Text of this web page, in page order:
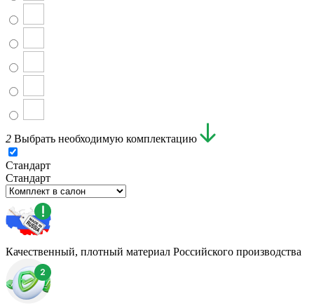
2 Выбрать необходимую комплектацию
Стандарт
Стандарт
Качественный, плотный материал Российского производства